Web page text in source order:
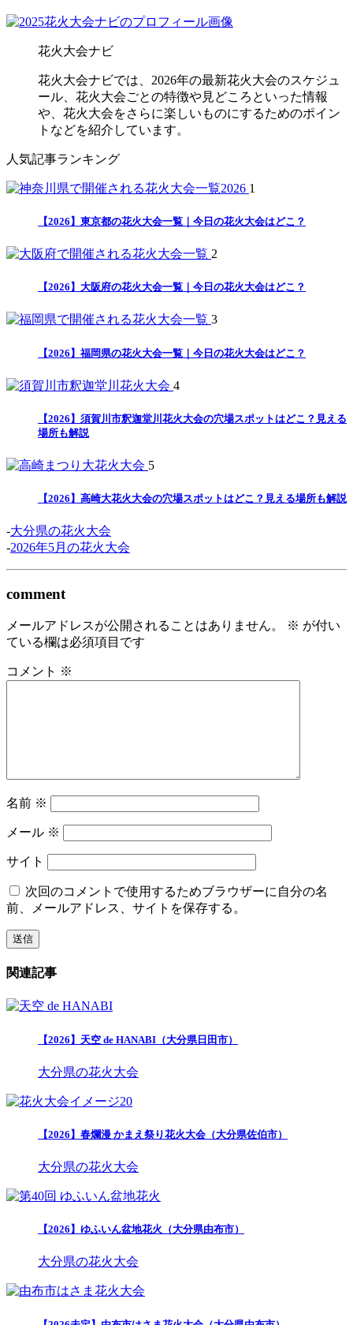
花火大会ナビ
花火大会ナビでは、2026年の最新花火大会のスケジュ
ール、花火大会ごとの特徴や見どころといった情報
や、花火大会をさらに楽しいものにするためのポイン
トなどを紹介しています。
人気記事ランキング
1
【2026】東京都の花火大会一覧｜今日の花火大会はどこ？
2
【2026】大阪府の花火大会一覧｜今日の花火大会はどこ？
3
【2026】福岡県の花火大会一覧｜今日の花火大会はどこ？
4
【2026】須賀川市釈迦堂川花火大会の穴場スポットはどこ？見える
場所も解説
5
【2026】高崎大花火大会の穴場スポットはどこ？見える場所も解説
-大分県の花火大会
-2026年5月の花火大会
comment
メールアドレスが公開されることはありません。 ※ が付い
ている欄は必須項目です
コメント ※
名前 ※
メール ※
サイト
次回のコメントで使用するためブラウザーに自分の名
前、メールアドレス、サイトを保存する。
関連記事
【2026】天空 de HANABI（大分県日田市）
大分県の花火大会
【2026】春爛漫 かまえ祭り花火大会（大分県佐伯市）
大分県の花火大会
【2026】ゆふいん盆地花火（大分県由布市）
大分県の花火大会